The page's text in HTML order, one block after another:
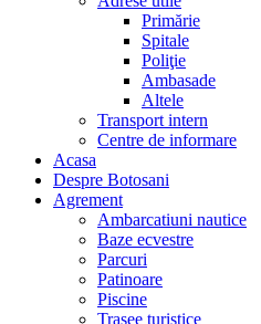
Primărie
Spitale
Poliţie
Ambasade
Altele
Transport intern
Centre de informare
Acasa
Despre Botosani
Agrement
Ambarcatiuni nautice
Baze ecvestre
Parcuri
Patinoare
Piscine
Trasee turistice